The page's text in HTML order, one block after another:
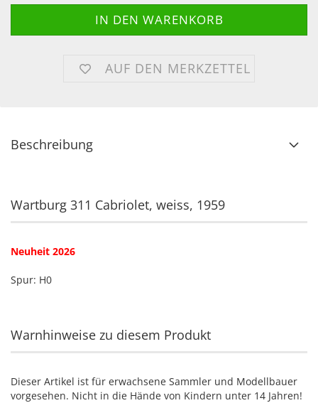
AUF DEN MERKZETTEL
Beschreibung
Wartburg 311 Cabriolet, weiss, 1959
Neuheit 2026
Spur: H0
Warnhinweise zu diesem Produkt
Dieser Artikel ist für erwachsene Sammler und Modellbauer
vorgesehen. Nicht in die Hände von Kindern unter 14 Jahren!